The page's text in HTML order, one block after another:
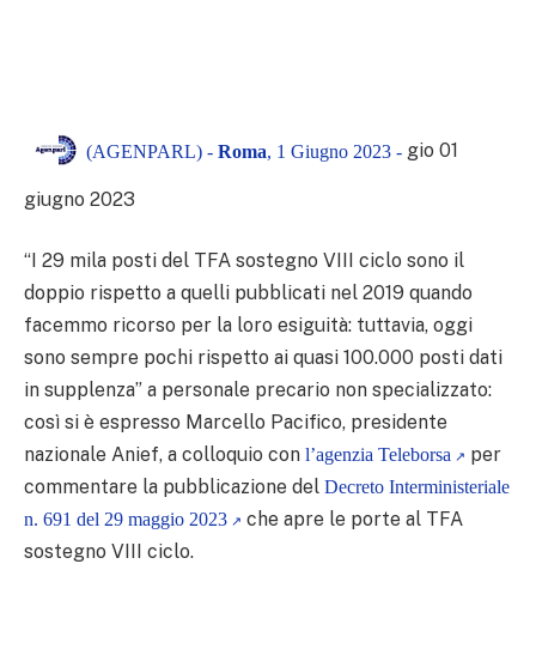
(AGENPARL) - Roma, 1 Giugno 2023 - gio 01
giugno 2023
“I 29 mila posti del TFA sostegno VIII ciclo sono il
doppio rispetto a quelli pubblicati nel 2019 quando
facemmo ricorso per la loro esiguità: tuttavia, oggi
sono sempre pochi rispetto ai quasi 100.000 posti dati
in supplenza” a personale precario non specializzato:
così si è espresso Marcello Pacifico, presidente
nazionale Anief, a colloquio con l’agenzia Teleborsa
per
commentare la pubblicazione del Decreto Interministeriale
n. 691 del 29 maggio 2023
che apre le porte al TFA
sostegno VIII ciclo.